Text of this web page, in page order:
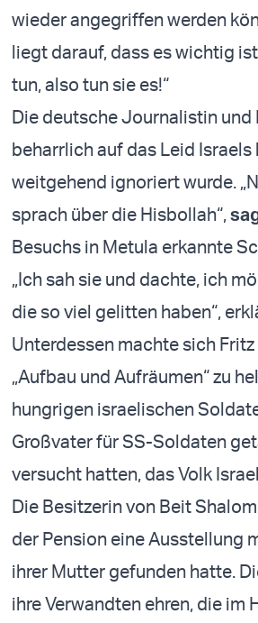
wieder angegriffen werden
liegt darauf, dass es wichtig
tun, also tun sie es!“
Die deutsche Journalistin und
beharrlich auf das Leid
weitgehend ignoriert wurde.
sprach über die Hisbollah“,
Besuchs in Metula erkannte
„Ich sah sie und dachte, ich
die so viel gelitten haben“,
Unterdessen machte sich
„Aufbau und Aufräumen“ zu
hungrigen israelischen
Großvater für SS-Soldaten
versucht hatten, das Volk
Die Besitzerin von Beit
der Pension eine Ausstellung
ihrer Mutter gefunden hatte.
ihre Verwandten ehren, die im